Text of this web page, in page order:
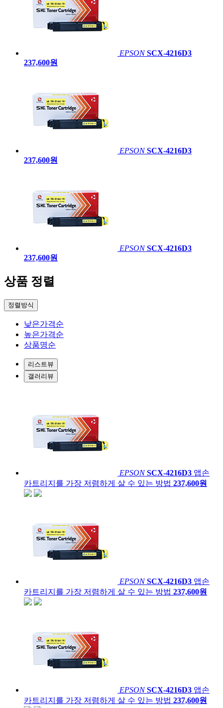
EPSON SCX-4216D3
237,600원
EPSON SCX-4216D3
237,600원
EPSON SCX-4216D3
237,600원
상품 정렬
정렬방식
낮은가격순
높은가격순
상품명순
리스트뷰
갤러리뷰
EPSON SCX-4216D3 앱손
카트리지를 가장 저렴하게 살 수 있는 방법 237,600원
EPSON SCX-4216D3 앱손
카트리지를 가장 저렴하게 살 수 있는 방법 237,600원
EPSON SCX-4216D3 앱손
카트리지를 가장 저렴하게 살 수 있는 방법 237,600원